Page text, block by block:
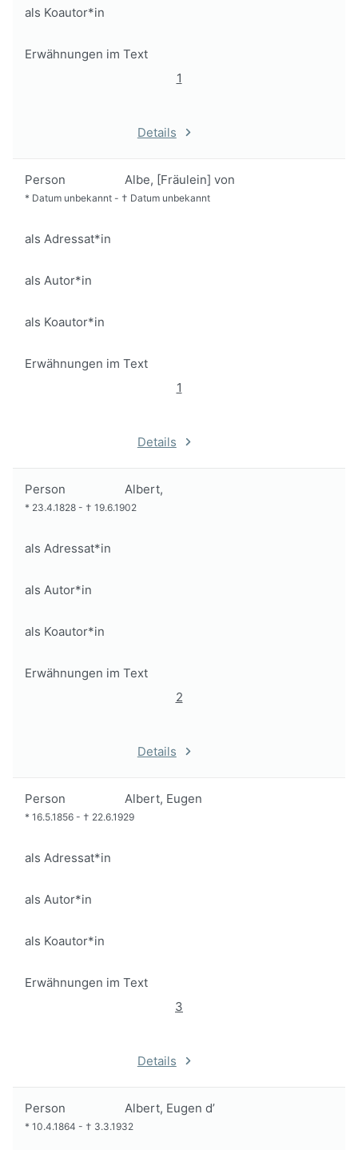
als Koautor*in
Erwähnungen im Text
1
Details
Person Albe, [Fräulein] von
* Datum unbekannt - † Datum unbekannt
als Adressat*in
als Autor*in
als Koautor*in
Erwähnungen im Text
1
Details
Person Albert,
* 23.4.1828 - † 19.6.1902
als Adressat*in
als Autor*in
als Koautor*in
Erwähnungen im Text
2
Details
Person Albert, Eugen
* 16.5.1856 - † 22.6.1929
als Adressat*in
als Autor*in
als Koautor*in
Erwähnungen im Text
3
Details
Person Albert, Eugen d’
* 10.4.1864 - † 3.3.1932